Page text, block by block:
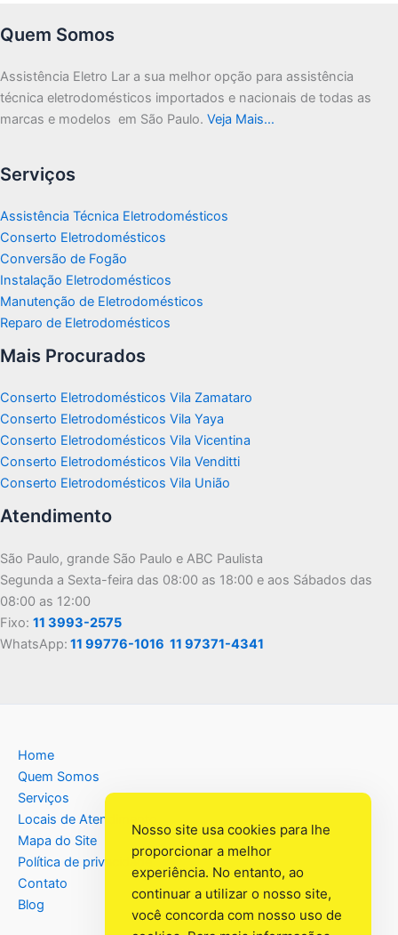
Quem Somos
Assistência Eletro Lar a sua melhor opção para assistência
técnica eletrodomésticos importados e nacionais de todas as
marcas e modelos em São Paulo. Veja Mais…
Serviços
Assistência Técnica Eletrodomésticos
Conserto Eletrodomésticos
Conversão de Fogão
Instalação Eletrodomésticos
Manutenção de Eletrodomésticos
Reparo de Eletrodomésticos
Mais Procurados
Conserto Eletrodomésticos Vila Zamataro
Conserto Eletrodomésticos Vila Yaya
Conserto Eletrodomésticos Vila Vicentina
Conserto Eletrodomésticos Vila Venditti
Conserto Eletrodomésticos Vila União
Atendimento
São Paulo, grande São Paulo e ABC Paulista
Segunda a Sexta-feira das 08:00 as 18:00 e aos Sábados das
08:00 as 12:00
Fixo: 11 3993-2575
WhatsApp: 11 99776-1016 11 97371-4341
Home
Quem Somos
Serviços
Locais de Atendimento
Mapa do Site
Política de privacidade
Contato
Blog
Nosso site usa cookies para lhe
proporcionar a melhor
experiência. No entanto, ao
continuar a utilizar o nosso site,
você concorda com nosso uso de